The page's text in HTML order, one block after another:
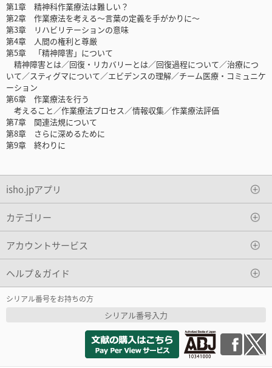
第1章 精神科作業療法は難しい？
第2章 作業療法を考える～言葉の定義を手がかりに～
第3章 リハビリテーションの意味
第4章 人間の権利と尊厳
第5章 「精神障害」について
精神障害とは／回復・リカバリーとは／回復過程について／治療につ
いて／スティグマについて／エビデンスの理解／チーム医療・コミュニケ
ーション
第6章 作業療法を行う
考えること／作業療法プロセス／情報収集／作業療法評価
第7章 関連法規について
第8章 さらに深めるために
第9章 終わりに
isho.jpアプリ
カテゴリー
アカウントサービス
ヘルプ＆ガイド
シリアル番号をお持ちの方
シリアル番号入力